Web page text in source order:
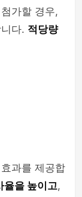
가할 경우,
다. 적당량
과를 제공합
율을 높이고,